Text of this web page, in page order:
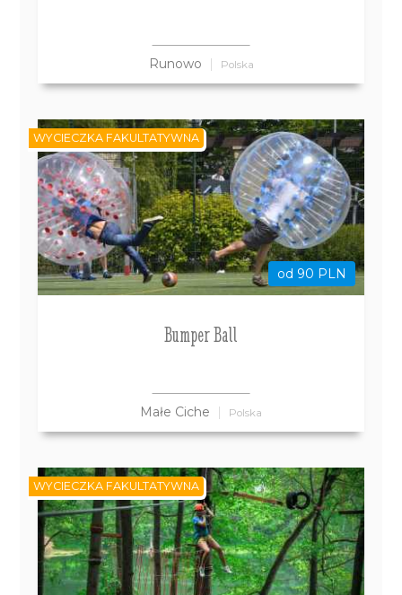
Runowo Polska
od 90 PLN
Bumper Ball
Małe Ciche Polska
WYCIECZKA FAKULTATYWNA
WYCIECZKA FAKULTATYWNA